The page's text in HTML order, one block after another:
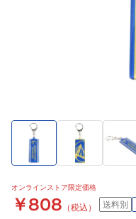
オンラインストア限定価格
￥808 （税込） 送料別